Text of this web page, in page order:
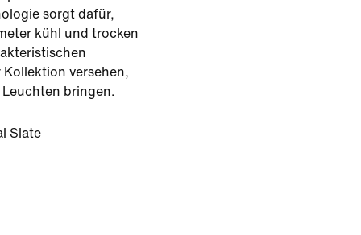
sorgt dafür,
kühl und trocken
versehen,
bringen.
Slate